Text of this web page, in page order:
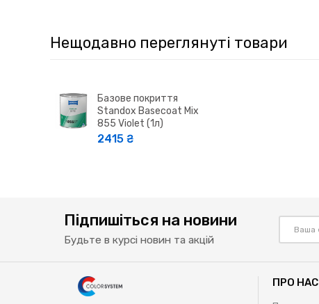
Нещодавно переглянуті товари
Базове покриття
Standox Basecoat Mix
855 Violet (1л)
2415 ₴
Підпишіться на новини
Будьте в курсі новин та акцій
ПРО НАС